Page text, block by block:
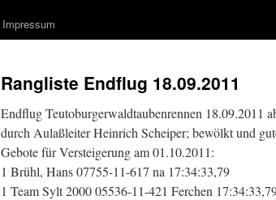
Impressum
Rangliste Endflug 18.09.2011
Endflug Teutoburgerwaldtaubenrennen 18.09.2011
durch Aulaßleiter Heinrich Scheiper; bewölkt und
Gebote für Versteigerung am 01.10.2011:
1 Brühl, Hans 07755-11-617 na 17:34:33,79
1 Team Sylt 2000 05536-11-421 Ferchen